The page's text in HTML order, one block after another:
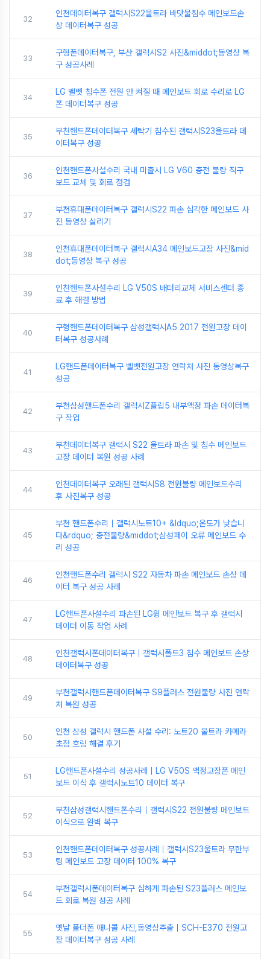
32
인천데이터복구 갤럭시S22울트라 바닷물침수 메인보드손
상 데이터복구 성공
33
구형폰데이터복구, 부산 갤럭시S2 사진&middot;동영상 복
구 성공사례
34
LG 벨벳 침수폰 전원 안 켜질 때 메인보드 회로 수리로 LG
폰 데이터복구 성공
35
부천핸드폰데이터복구 세탁기 침수된 갤럭시S23울트라 데
이터복구 성공
36
인천핸드폰사설수리 국내 미출시 LG V60 충전 불량 직구
보드 교체 및 회로 점검
37
부천휴대폰데이터복구 갤럭시S22 파손 심각한 메인보드 사
진 동영상 살리기
38
인천휴대폰데이터복구 갤럭시A34 메인보드고장 사진&mid
dot;동영상 복구 성공
39
인천핸드폰사설수리 LG V50S 배터리교체 서비스센터 종
료 후 해결 방법
40
구형핸드폰데이터복구 삼성갤럭시A5 2017 전원고장 데이
터복구 성공사례
41
LG핸드폰데이터복구 벨벳전원고장 연락처 사진 동영상복구
성공
42
부천삼성핸드폰수리 갤럭시Z플립5 내부액정 파손 데이터복
구 작업
43
부천데이터복구 갤럭시 S22 울트라 파손 및 침수 메인보드
고장 데이터 복원 성공 사례
44
인천데이터복구 오래된 갤럭시S8 전원불량 메인보드수리
후 사진복구 성공
45
부천 핸드폰수리｜갤럭시노트10+ &ldquo;온도가 낮습니
다&rdquo; 충전불량&middot;삼성페이 오류 메인보드 수
리 성공
46
인천핸드폰수리 갤럭시 S22 자동차 파손 메인보드 손상 데
이터 복구 성공 사례
47
LG핸드폰사설수리 파손된 LG윙 메인보드 복구 후 갤럭시
데이터 이동 작업 사례
48
인천갤럭시폰데이터복구｜갤럭시폴드3 침수 메인보드 손상
데이터복구 성공
49
부천갤럭시핸드폰데이터복구 S9플러스 전원불량 사진 연락
처 복원 성공
50
인천 삼성 갤럭시 핸드폰 사설 수리: 노트20 울트라 카메라
초점 흐림 해결 후기
51
LG핸드폰사설수리 성공사례｜LG V50S 액정고장폰 메인
보드 이식 후 갤럭시노트10 데이터 복구
52
부천삼성갤럭시핸드폰수리｜갤럭시S22 전원불량 메인보드
이식으로 완벽 복구
53
인천핸드폰데이터복구 성공사례｜갤럭시S23울트라 무한부
팅 메인보드 고장 데이터 100% 복구
54
부천갤럭시폰데이터복구 심하게 파손된 S23플러스 메인보
드 회로 복원 성공 사례
55
옛날 폴더폰 애니콜 사진,동영상추출｜SCH-E370 전원고
장 데이터복구 성공 사례